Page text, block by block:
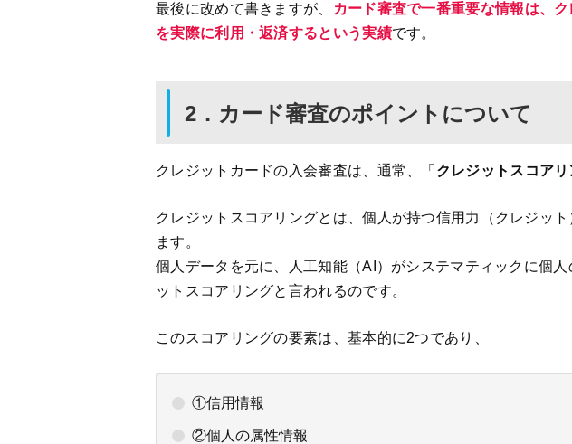
最後に改めて書きますが、
カード審査で一番重要な情報は、
を実際に利用・返済するという実績です。
2．カード審査のポイントについて
クレジットカードの入会審査は、通常、「 クレジットスコア
クレジットスコアリングとは、個人が持つ信用力（クレジッ
ます。
個人データを元に、人工知能（AI）がシステマティックに個
ットスコアリングと言われるのです。
このスコアリングの要素は、基本的に2つであり、
①信用情報
②個人の属性情報